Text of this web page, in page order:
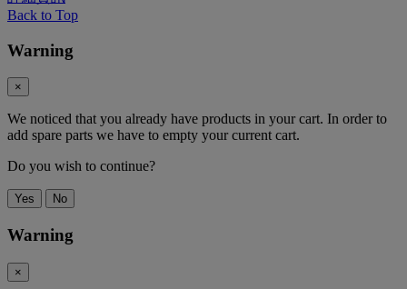
Back to Top
Warning
×
We noticed that you already have products in your cart. In order to
add spare parts we have to empty your current cart.
Do you wish to continue?
Yes No
Warning
×